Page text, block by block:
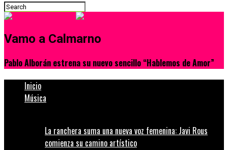
Vamo a Calmarno
Pablo Alborán estrena su nuevo sencillo “Hablemos de Amor”
Inicio
Música
La ranchera suma una nueva voz femenina: Javi Rous
comienza su camino artístico